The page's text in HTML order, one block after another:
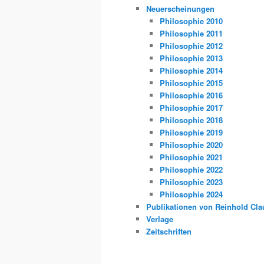
Neuerscheinungen
Philosophie 2010
Philosophie 2011
Philosophie 2012
Philosophie 2013
Philosophie 2014
Philosophie 2015
Philosophie 2016
Philosophie 2017
Philosophie 2018
Philosophie 2019
Philosophie 2020
Philosophie 2021
Philosophie 2022
Philosophie 2023
Philosophie 2024
Publikationen von Reinhold
Verlage
Zeitschriften